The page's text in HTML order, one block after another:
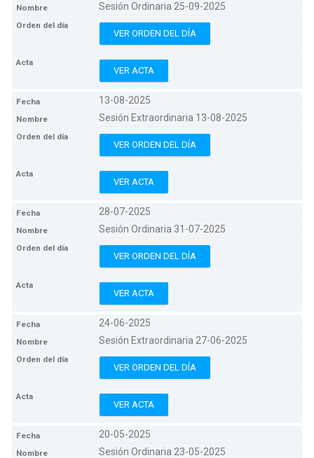
Sesión Ordinaria 25-09-2025
VER ORDEN DEL DÍA
VER ACTA
13-08-2025
Sesión Extraordinaria 13-08-2025
VER ORDEN DEL DÍA
VER ACTA
28-07-2025
Sesión Ordinaria 31-07-2025
VER ORDEN DEL DÍA
VER ACTA
24-06-2025
Sesión Extraordinaria 27-06-2025
VER ORDEN DEL DÍA
VER ACTA
20-05-2025
Sesión Ordinaria 23-05-2025